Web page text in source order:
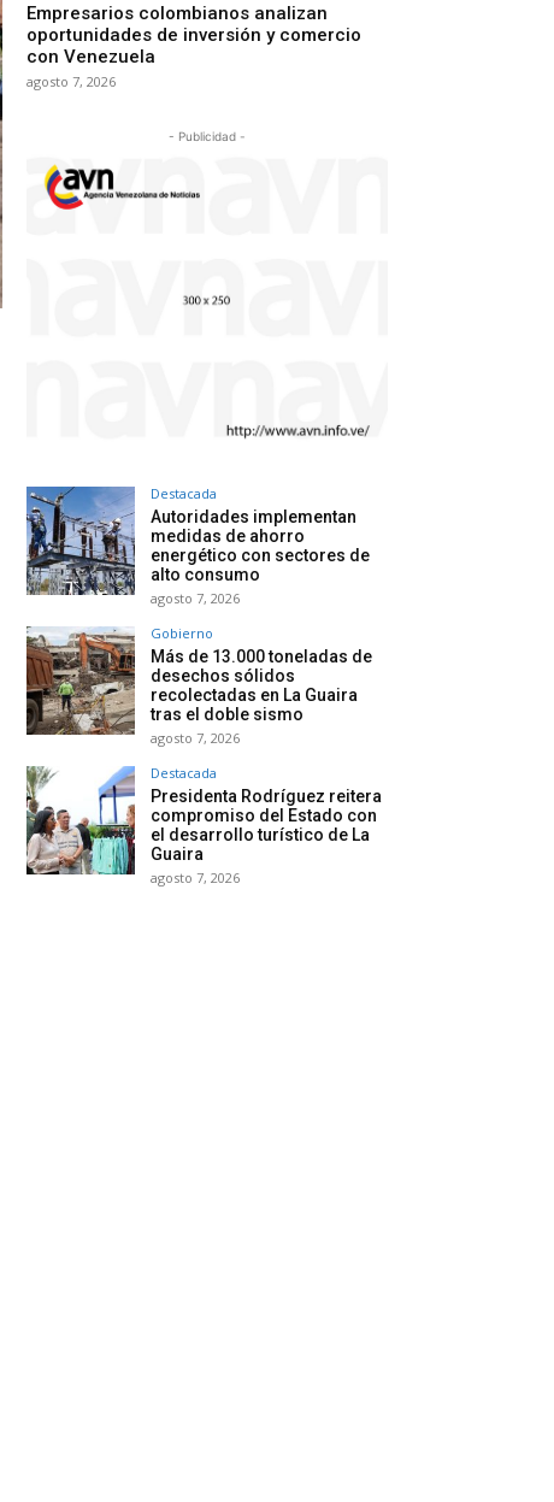
Empresarios colombianos analizan
oportunidades de inversión y comercio
con Venezuela
agosto 7, 2026
- Publicidad -
Destacada
Autoridades implementan
medidas de ahorro
energético con sectores de
alto consumo
agosto 7, 2026
Gobierno
Más de 13.000 toneladas de
desechos sólidos
recolectadas en La Guaira
tras el doble sismo
agosto 7, 2026
Destacada
Presidenta Rodríguez reitera
compromiso del Estado con
el desarrollo turístico de La
Guaira
agosto 7, 2026